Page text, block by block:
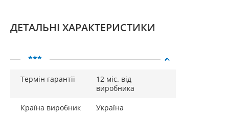
ДЕТАЛЬНІ ХАРАКТЕРИСТИКИ
***
Термін гарантії
12 міс. від
виробника
Країна виробник
Україна